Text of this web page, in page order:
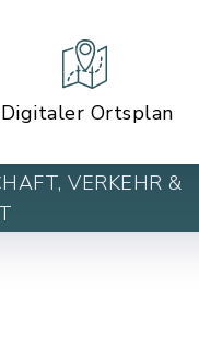
Digitaler Ortsplan
VERKEHR &